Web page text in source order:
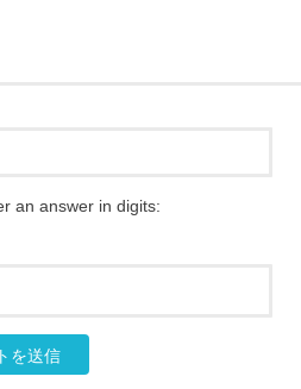
an answer in digits: